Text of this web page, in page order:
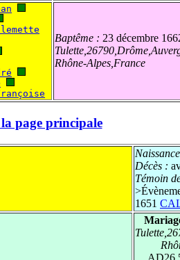
Baptême : 23 décembre
Rhône-Alpes,France
page principale
Décès :
Témoin
>
1651
AD26